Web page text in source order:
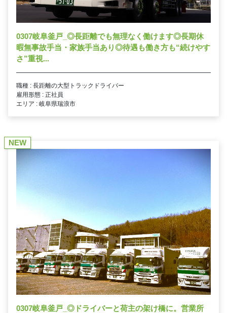
0307岐阜釜戸_◎長距離でも無理なく働けます◎長期休
暇無事故手当・家族手当あり◎待遇も働き方も“続けやす
さ”重視...
職種 : 長距離の大型トラックドライバー
雇用形態 : 正社員
エリア : 岐阜県瑞浪市
NEW
0307岐阜釜戸_◎ドライバーと荷主の架け橋に。営業所